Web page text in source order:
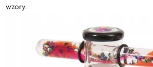
wzory.